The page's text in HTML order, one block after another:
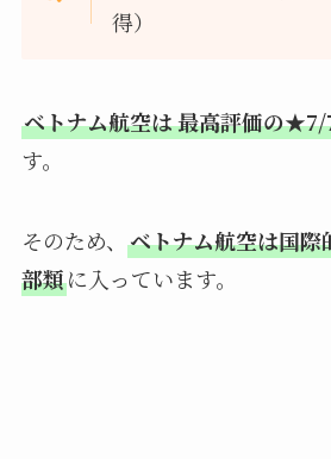
得）
ベトナム航空は 最高評価の★7/
す。
そのため、 ベトナム航空は国
部類に入っています。